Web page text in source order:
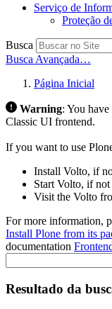
Serviço de
Proteção
Busca
Busca Avançada…
Página Inicial
Warning: You have
Classic UI frontend.
If you want to use
Install Volto, if
Start Volto, if not
Visit the Volto
For more information,
Install Plone from its
documentation
Resultado da